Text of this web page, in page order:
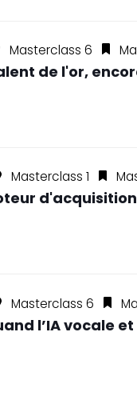
Masterclass 6
de l'or,
Masterclass 1
Masterclass 6
l’IA